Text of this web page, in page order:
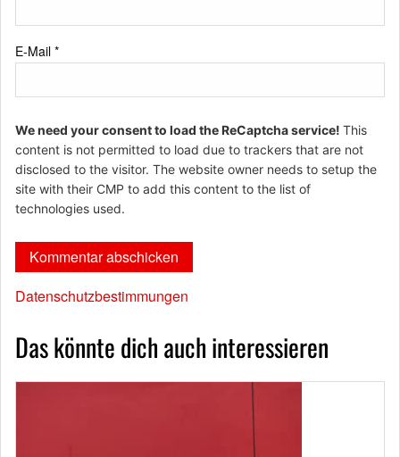
E-Mail *
We need your consent to load the ReCaptcha service! This
content is not permitted to load due to trackers that are not
disclosed to the visitor. The website owner needs to setup the
site with their CMP to add this content to the list of
technologies used.
Datenschutzbestimmungen
Das könnte dich auch interessieren